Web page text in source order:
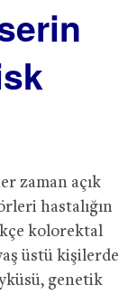
zaman açık
hastalığın
kolorektal
üstü kişilerde
genetik